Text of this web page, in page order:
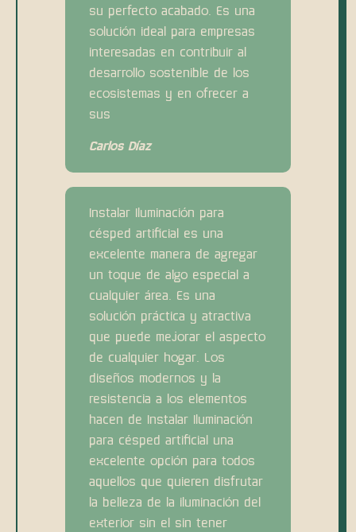
su perfecto acabado. Es una
solución ideal para empresas
interesadas en contribuir al
desarrollo sostenible de los
ecosistemas y en ofrecer a
sus
Carlos Díaz
Instalar Iluminación para
césped artificial es una
excelente manera de agregar
un toque de algo especial a
cualquier área. Es una
solución práctica y atractiva
que puede mejorar el aspecto
de cualquier hogar. Los
diseños modernos y la
resistencia a los elementos
hacen de Instalar Iluminación
para césped artificial una
excelente opción para todos
aquellos que quieren disfrutar
la belleza de la iluminación del
exterior sin el sin tener